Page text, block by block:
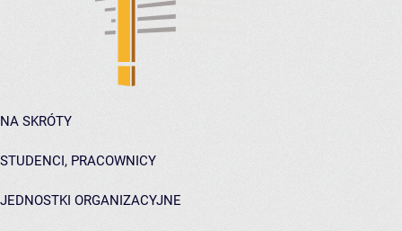
NA SKRÓTY
STUDENCI, PRACOWNICY
JEDNOSTKI ORGANIZACYJNE